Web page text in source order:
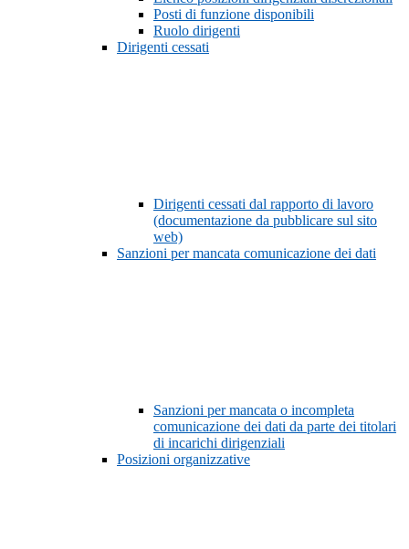
Posti di funzione disponibili
Ruolo dirigenti
Dirigenti cessati
Dirigenti cessati dal rapporto di lavoro
(documentazione da pubblicare sul sito
web)
Sanzioni per mancata comunicazione dei dati
Sanzioni per mancata o incompleta
comunicazione dei dati da parte dei titolari
di incarichi dirigenziali
Posizioni organizzative